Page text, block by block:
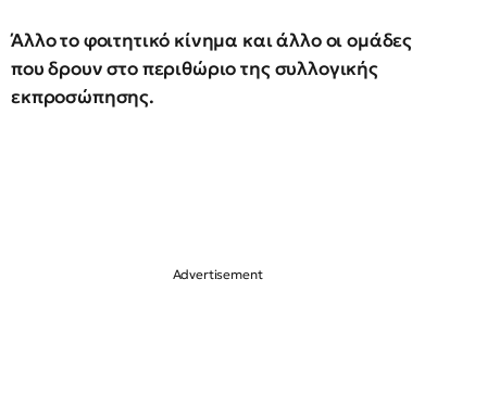
Άλλο το φοιτητικό κίνημα και άλλο οι ομάδες
που δρουν στο περιθώριο της συλλογικής
εκπροσώπησης.